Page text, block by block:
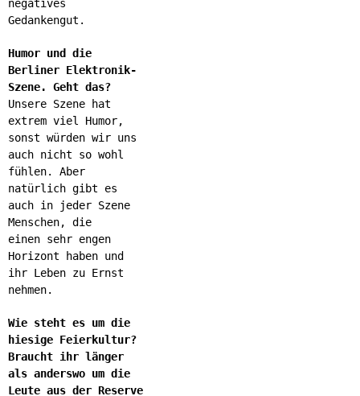
negatives
Gedankengut.
Humor und die
Berliner Elektronik-
Szene. Geht das?
Unsere Szene hat
extrem viel Humor,
sonst würden wir uns
auch nicht so wohl
fühlen. Aber
natürlich gibt es
auch in jeder Szene
Menschen, die
einen sehr engen
Horizont haben und
ihr Leben zu Ernst
nehmen.
Wie steht es um die
hiesige Feierkultur?
Braucht ihr länger
als anderswo um die
Leute aus der Reserve